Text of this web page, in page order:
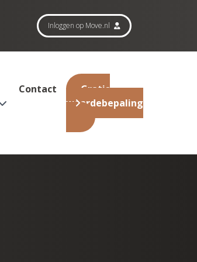
Inloggen op Move.nl
Contact
Gratis
waardebepaling